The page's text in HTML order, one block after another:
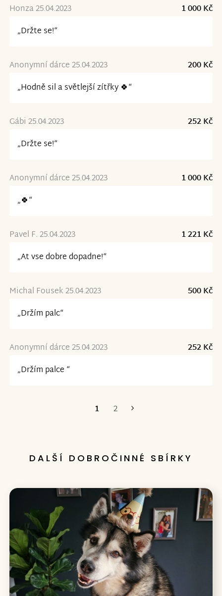
Honza 25.04.2023
1 000 Kč
„Držte se!“
Anonymní dárce 25.04.2023
200 Kč
„Hodně sil a světlejší zítřky 🍀“
Gábi 25.04.2023
252 Kč
„Držte se!“
Anonymní dárce 25.04.2023
1 000 Kč
„🍀“
Pavel F. 25.04.2023
1 221 Kč
„At vse dobre dopadne!“
Michal Fousek 25.04.2023
500 Kč
„Držím palc“
Anonymní dárce 25.04.2023
252 Kč
„Držím palce “
1 2
DALŠÍ DOBROČINNÉ SBÍRKY